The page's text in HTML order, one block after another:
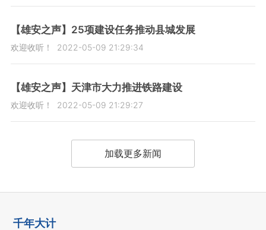
【雄安之声】25项建设任务推动县城发展
欢迎收听！ 2022-05-09 21:29:34
【雄安之声】天津市大力推进铁路建设
欢迎收听！ 2022-05-09 21:29:27
加载更多新闻
千年大计